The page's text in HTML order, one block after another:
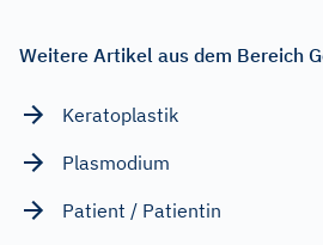
Weitere Artikel aus dem Bereich
Keratoplastik
Plasmodium
Patient / Patientin